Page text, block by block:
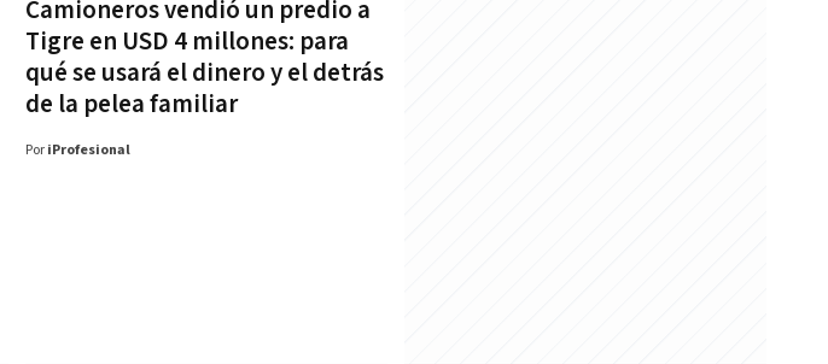
Camioneros vendió un predio a
Tigre en USD 4 millones: para
qué se usará el dinero y el detrás
de la pelea familiar
Por iProfesional